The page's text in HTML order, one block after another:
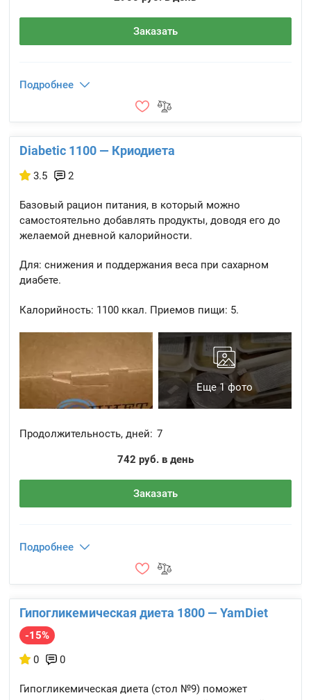
Заказать
Подробнее
Diabetic 1100 — Криодиета
3.5 2
Базовый рацион питания, в который можно
самостоятельно добавлять продукты, доводя его до
желаемой дневной калорийности.
Для: снижения и поддержания веса при сахарном
диабете.
Калорийность: 1100 ккал. Приемов пищи: 5.
Еще 1 фото
Продолжительность, дней: 7
742 руб. в день
Заказать
Подробнее
Гипогликемическая диета 1800 — YamDiet
-15%
0
0
Гипогликемическая диета (стол №9) поможет